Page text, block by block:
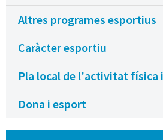
Altres programes esportius
Caràcter esportiu
Pla local de l'activitat física
Dona i esport